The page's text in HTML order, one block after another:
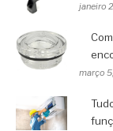
janeiro
março